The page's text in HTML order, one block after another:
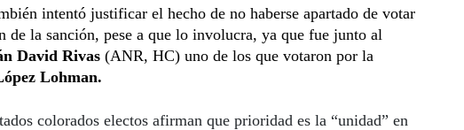
intentó justificar el hecho de no haberse apartado de votar
de la sanción, pese a que lo involucra, ya que fue junto al
David Rivas (ANR, HC) uno de los que votaron por la
Lohman.
colorados electos afirman que prioridad es la “unidad” en